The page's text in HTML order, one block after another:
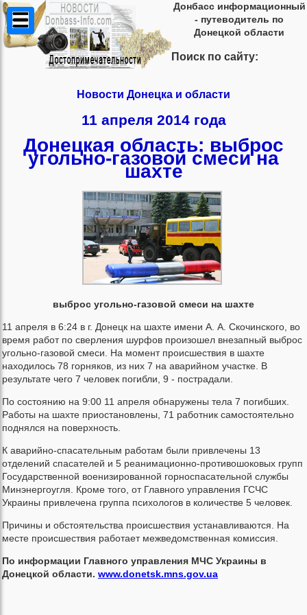
Донбасс информационный
- путеводитель по
Донецкой области
Поиск по сайту:
Новости Донецка и области
11 апреля 2014 года
Донецкая область: выброс
угольно-газовой смеси на
шахте
выброс угольно-газовой смеси на шахте
11 апреля в 6:24 в г. Донецк на шахте имени А. А. Скочинского, во
время работ по сверления шурфов произошел внезапный выброс
угольно-газовой смеси. На момент происшествия в шахте
находилось 78 горняков, из них 7 на аварийном участке. В
результате чего 7 человек погибли, 9 - пострадали.
По состоянию на 9:00 11 апреля обнаружены тела 7 погибших.
Работы на шахте приостановлены, 71 работник самостоятельно
поднялся на поверхность.
К аварийно-спасательным работам были привлечены 13
отделений спасателей и 5 реанимационно-противошоковых групп
Государственной военизированной горноспасательной службы
Минэнергоугля. Кроме того, от Главного управления ГСЧС
Украины привлечена группа психологов в количестве 5 человек.
Причины и обстоятельства происшествия устанавливаются. На
месте происшествия работает межведомственная комиссия.
По информации Главного управления МЧС Украины в
Донецкой области. www.donetsk.mns.gov.ua